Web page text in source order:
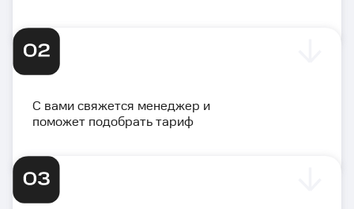
С вами свяжется менеджер и
поможет подобрать тариф